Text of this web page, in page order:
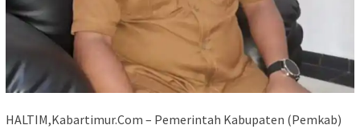
HALTIM,Kabartimur.Com – Pemerintah Kabupaten (Pemkab)